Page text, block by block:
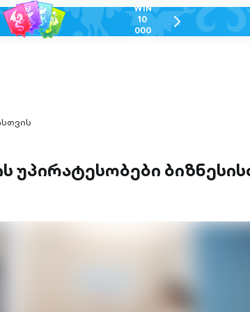
WIN
10
000
chevron-
right-
უპირატესობები